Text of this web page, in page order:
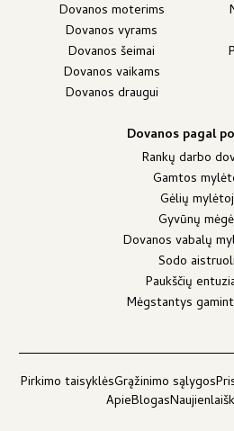
Dovanos moterims
Dovanos vyrams
Dovanos šeimai
Dovanos vaikams
Dovanos draugui
Dovanos pagal
Rankų darbo
Gamtos
Gėlių
Gyvūnų
Dovanos vabalų
Sodo
Paukščių
Mėgstantys
Pirkimo taisyklėsGrąžinimo sąlygos
ApieBlogas